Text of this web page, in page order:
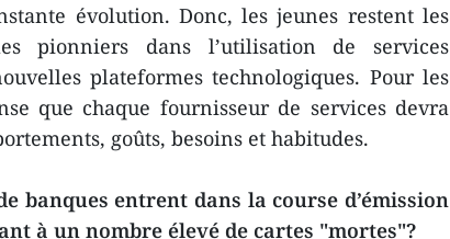
évolution. Donc, les jeunes restent les
pionniers dans l’utilisation de services
plateformes technologiques. Pour les
que chaque fournisseur de services devra
goûts, besoins et habitudes.
banques entrent dans la course d’émission
à un nombre élevé de cartes "mortes"?